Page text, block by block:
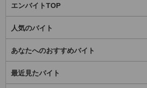
エンバイトTOP
人気のバイト
あなたへのおすすめバイト
最近見たバイト